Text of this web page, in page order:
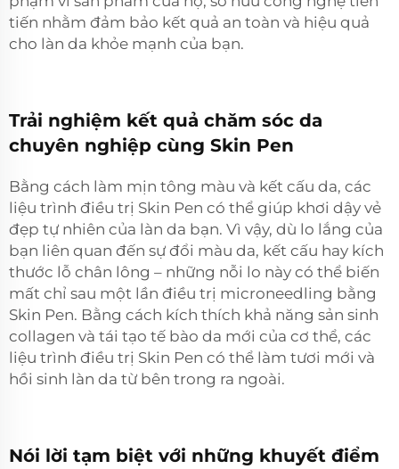
tiến nhằm đảm bảo kết quả an toàn và hiệu quả
cho làn da khỏe mạnh của bạn.
Trải nghiệm kết quả chăm sóc da
chuyên nghiệp cùng Skin Pen
Bằng cách làm mịn tông màu và kết cấu da, các
liệu trình điều trị Skin Pen có thể giúp khơi dậy vẻ
đẹp tự nhiên của làn da bạn. Vì vậy, dù lo lắng của
bạn liên quan đến sự đổi màu da, kết cấu hay kích
thước lỗ chân lông – những nỗi lo này có thể biến
mất chỉ sau một lần điều trị microneedling bằng
Skin Pen. Bằng cách kích thích khả năng sản sinh
collagen và tái tạo tế bào da mới của cơ thể, các
liệu trình điều trị Skin Pen có thể làm tươi mới và
hồi sinh làn da từ bên trong ra ngoài.
Nói lời tạm biệt với những khuyết điểm